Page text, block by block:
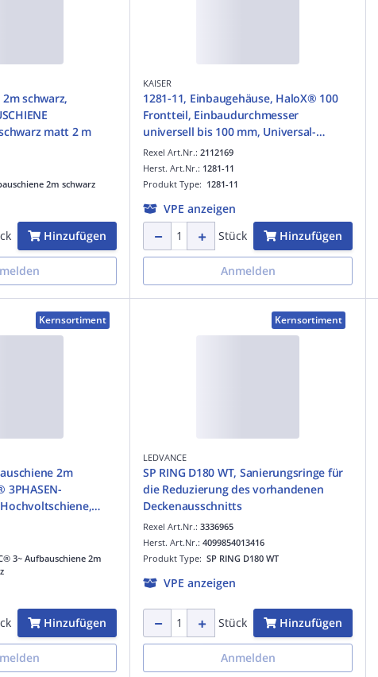
schwarz,
matt 2 m
2m schwarz
Hinzufügen
KAISER
1281-11, Einbaugehäuse, HaloX® 100
Frontteil, Einbaudurchmesser
universell bis 100 mm, Universal-
Mineralfaserplatte
Rexel Art.Nr.: 2112169
Produkt Type: 1281-11
Herst. Art.Nr.: 1281-11
VPE anzeigen
Stück
Hinzufügen
Anmelden
Kernsortiment
2m
3PHASEN-
Hochvoltschiene,
3~ Aufbauschiene 2m
Hinzufügen
Kernsortiment
LEDVANCE
SP RING D180 WT, Sanierungsringe für
die Reduzierung des vorhandenen
Deckenausschnitts
Rexel Art.Nr.: 3336965
Produkt Type: SP RING D180 WT
Herst. Art.Nr.: 4099854013416
VPE anzeigen
Stück Hinzufügen
Anmelden